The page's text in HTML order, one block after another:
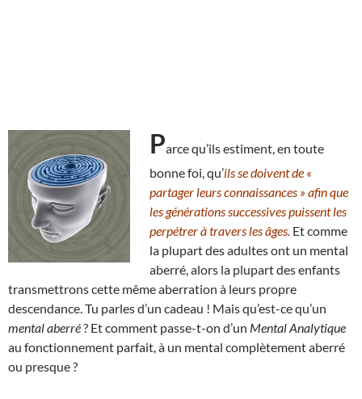
Parce qu’ils estiment, en toute
bonne foi, qu’ils se doivent de «
partager leurs connaissances » afin que
les générations successives puissent les
perpétrer à travers les âges. Et comme
la plupart des adultes ont un mental
aberré, alors la plupart des enfants
transmettrons cette même aberration à leurs propre
descendance. Tu parles d’un cadeau ! Mais qu’est-ce qu’un
mental aberré? Et comment passe-t-on d’un Mental Analytique
au fonctionnement parfait, à un mental complètement aberré
ou presque ?